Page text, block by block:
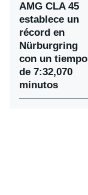
AMG CLA 45
establece un
récord en
Nürburgring
con un tiempo
de 7:32,070
minutos